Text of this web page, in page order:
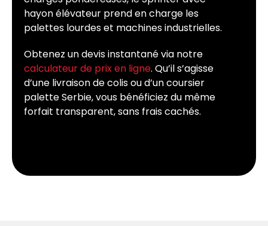
hayon élévateur prend en charge les
palettes lourdes et machines industrielles.
Obtenez un devis instantané via notre
calculateur de prix en ligne. Qu’il s’agisse
d’une livraison de colis ou d’un coursier
palette Serbie, vous bénéficiez du même
forfait transparent, sans frais cachés.